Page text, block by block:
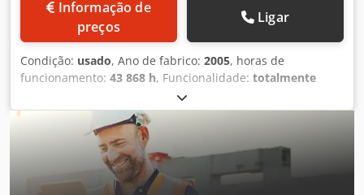
preços
Ligar
Condição: usado, Ano de fabrico: 2005, horas de
funcionamento: 43 868 h, Funcionalidade: totalmente
, número da máquina/veículo:
CTP HEIDELBERG USADO, TOTALMENTE FUNCIONAL HORAS
DE TRABALHO: 43.868 Dcodpfxjy Sywas Af Aok HORAS DE
TRABALHO ATUAIS: 14.781 HORAS DE EXPOSIÇÃO: 9.728
CHAPAS PRODUZIDAS: 164.041